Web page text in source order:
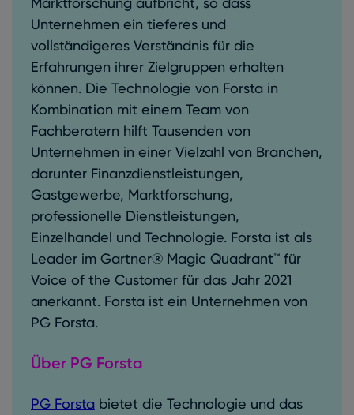
Unternehmen ein tieferes und
vollständigeres Verständnis für die
Erfahrungen ihrer Zielgruppen erhalten
können. Die Technologie von Forsta in
Kombination mit einem Team von
Fachberatern hilft Tausenden von
Unternehmen in einer Vielzahl von Branchen,
darunter Finanzdienstleistungen,
Gastgewerbe, Marktforschung,
professionelle Dienstleistungen,
Einzelhandel und Technologie. Forsta ist als
Leader im Gartner® Magic Quadrant™ für
Voice of the Customer für das Jahr 2021
anerkannt. Forsta ist ein Unternehmen von
PG Forsta.
Über PG Forsta
PG Forsta bietet die Technologie und das